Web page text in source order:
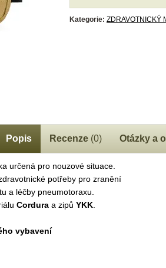
Kategorie: ZDRAVOTNICKÝ
Popis Recenze(0) Otázky a
určená pro nouzové situace.
potřeby pro zranění
a léčby pneumotoraxu.
Cordura a zipů YKK
vybavení